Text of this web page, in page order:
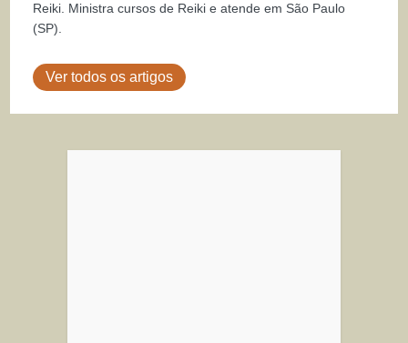
Reiki. Ministra cursos de Reiki e atende em São Paulo
(SP).
Ver todos os artigos